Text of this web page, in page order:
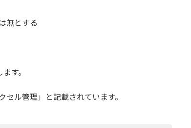
無とする
す。
ル管理」と記載されています。